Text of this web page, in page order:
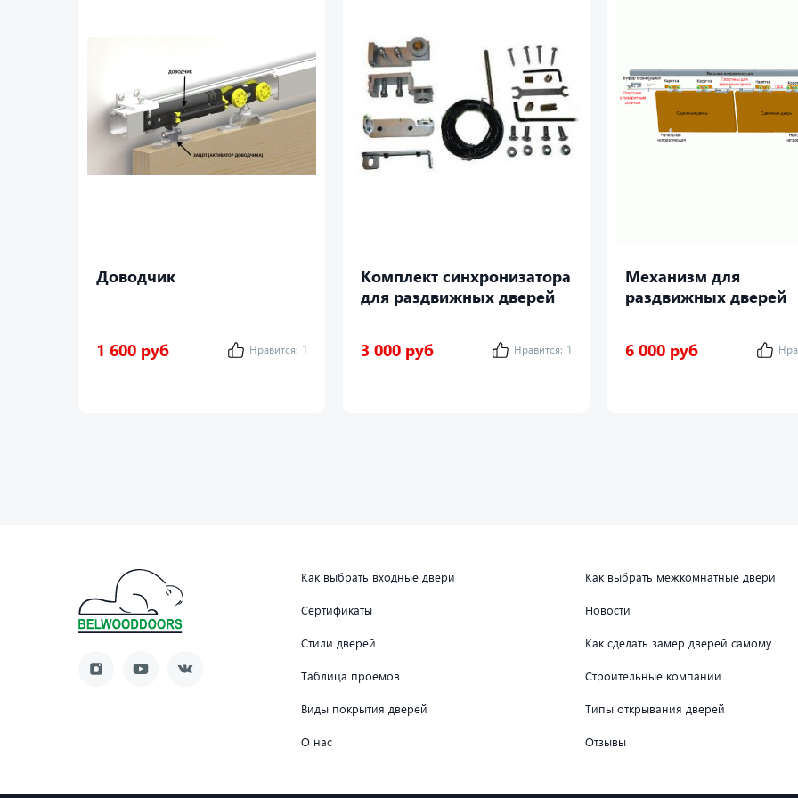
Доводчик
1 600 руб Нравится: 1
Комплект синхронизатора
для раздвижных дверей
3 000 руб
Нравится: 1
Механизм для
раздвижных дверей
6 000 руб
Как выбрать входные двери Как выбрать межкомнатные двери
Сертификаты Новости
Стили дверей Как сделать замер дверей самому
Таблица проемов Строительные компании
Виды покрытия дверей Типы открывания дверей
О нас Отзывы